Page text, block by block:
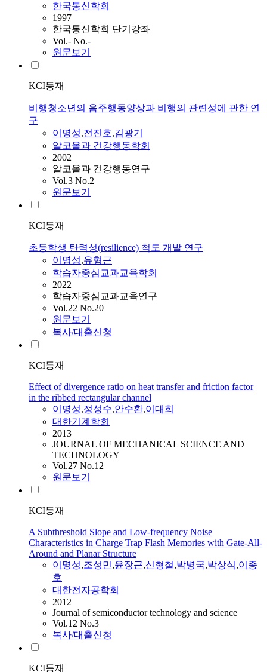
한국통신학회
1997
한국통신학회 단기강좌
Vol.- No.-
원문보기
KCI등재
비행청소년의 음주행동양상과 비행의 관련성에 관한 연
구
이명성,전진호,김광기
알코올과 건강행동학회
2002
알코올과 건강행동연구
Vol.3 No.2
원문보기
KCI등재
초등학생 탄력성(resilience) 척도 개발 연구
이명성,유형근
학습자중심교과교육학회
2022
학습자중심교과교육연구
Vol.22 No.20
원문보기
복사/대출신청
KCI등재
Effect of divergence ratio on heat transfer and friction factor
in the ribbed rectangular channel
이명성,정성수,안수환,이대희
대한기계학회
2013
JOURNAL OF MECHANICAL SCIENCE AND
TECHNOLOGY
Vol.27 No.12
원문보기
KCI등재
A Subthreshold Slope and Low-frequency Noise
Characteristics in Charge Trap Flash Memories with Gate-All-
Around and Planar Structure
이명성,조성민,윤장근,신형철,박병국,박상식,이종
호
대한전자공학회
2012
Journal of semiconductor technology and science
Vol.12 No.3
복사/대출신청
KCI등재